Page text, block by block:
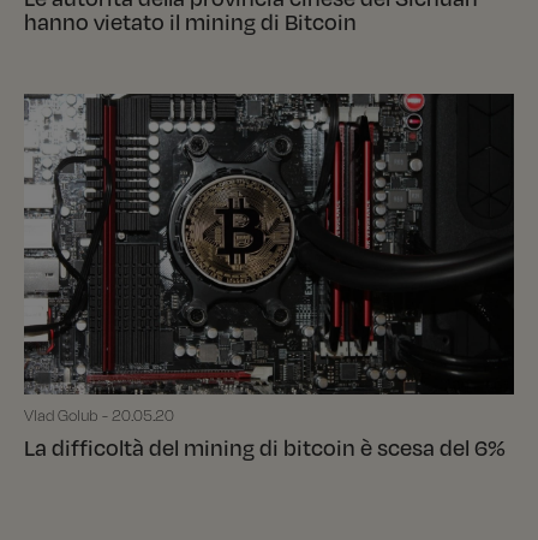
hanno vietato il mining di Bitcoin
Vlad Golub - 20.05.20
La difficoltà del mining di bitcoin è scesa del 6%